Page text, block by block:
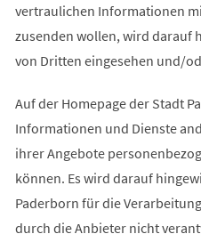
vertraulichen Informationen
zusenden wollen, wird darauf
von Dritten eingesehen und/
Auf der Homepage der Stadt
Informationen und Dienste
ihrer Angebote
können. Es wird darauf
Paderborn für die
durch die Anbieter nicht